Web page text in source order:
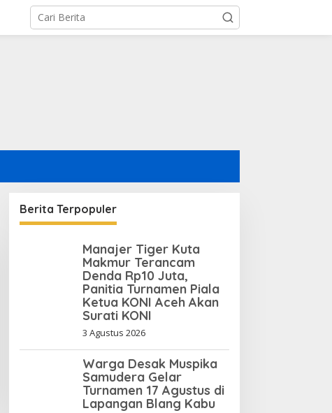
Berita Terpopuler
Manajer Tiger Kuta
Makmur Terancam
Denda Rp10 Juta,
Panitia Turnamen Piala
Ketua KONI Aceh Akan
Surati KONI
3 Agustus 2026
Warga Desak Muspika
Samudera Gelar
Turnamen 17 Agustus di
Lapangan Blang Kabu